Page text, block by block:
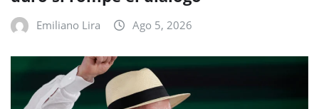
Emiliano Lira Ago 5, 2026